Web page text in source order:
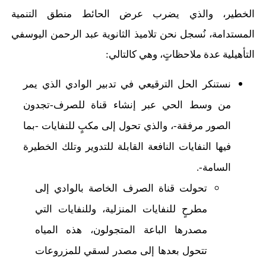
الخطير، والذي يضرب عرض الحائط منطق التنمية
المستدامة، نُسجل نحن تلاميذ الثانوية عبد الرحمن اليوسفي
التأهيلية عدة ملاحظاتٍ، وهي كالتالي:
نستنكر الحل الترقيعي في تدبير الوادي الذي يمر
من وسط الحي عبر إنشاء قناة للصرف-تجدون
الصور مرفقة-، والذي تحول إلى مكبٍ للنفايات -بما
فيها النفايات النافعة القابلة للتدوير وتلك الخطيرة
السامة-.
تحولت قناة الصرف الخاصة بالوادي إلى
مطرحٍ للنفايات المنزلية، وللنفايات التي
مصدرها الباعة المتجولون، هذه المياه
تتحول بعدها إلى مصدر لسقي للمزروعات